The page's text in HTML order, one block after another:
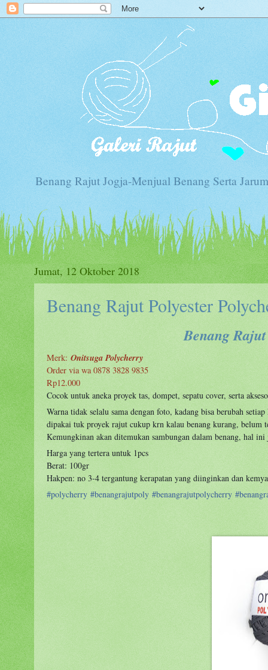
Benang Rajut Jogja-Menjual Benang Serta
Jumat, 12 Oktober 2018
Benang Rajut Polyester
Benang
Merk: Onitsuga Polycherry
Order via wa 0878 3828 9835
Rp12.000
Cocok untuk aneka proyek tas, dompet, sepatu cover, serta
Warna tidak selalu sama dengan foto, kadang bisa berubah
dipakai tuk proyek rajut cukup krn kalau benang kurang, belum
Kemungkinan akan ditemukan sambungan dalam benang, hal
Harga yang tertera untuk 1pcs
Berat: 100gr
Hakpen: no 3-4 tergantung kerapatan yang diinginkan dan
#polycherry #benangrajutpoly #benangrajutpolycherry #